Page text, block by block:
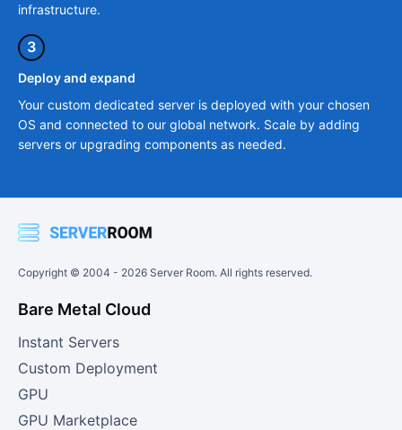
infrastructure.
3
Deploy and expand
Your custom dedicated server is deployed with your chosen
OS and connected to our global network. Scale by adding
servers or upgrading components as needed.
Copyright © 2004 - 2026 Server Room. All rights reserved.
Bare Metal Cloud
Instant Servers
Custom Deployment
GPU
GPU Marketplace